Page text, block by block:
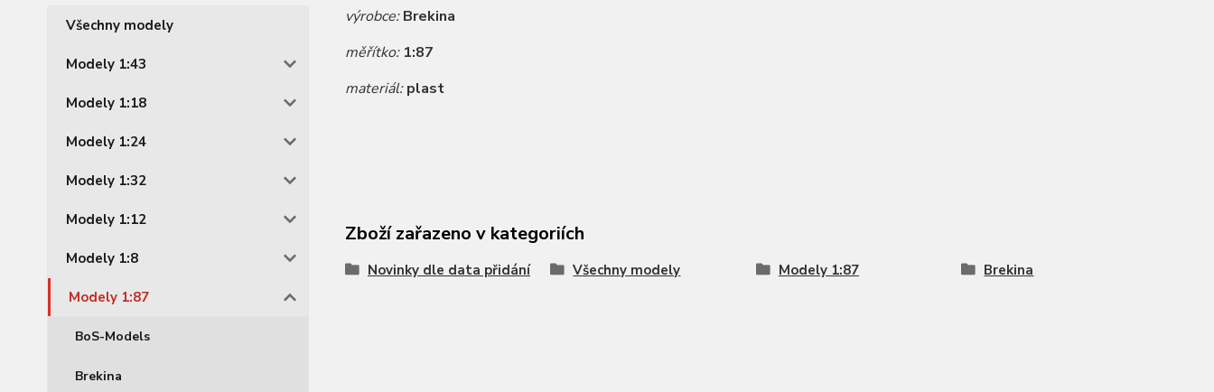
Všechny modely
Modely 1:43
Modely 1:18
Modely 1:24
Modely 1:32
Modely 1:12
Modely 1:8
Modely 1:87
BoS-Models
Brekina
výrobce:Brekina
měřítko: 1:87
materiál:plast
Zboží zařazeno v kategoriích
Novinky dle data přidání Všechny modely Modely 1:87 Brekina